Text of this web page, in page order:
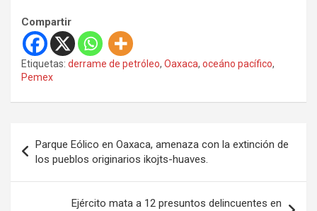
Compartir
Etiquetas: derrame de petróleo, Oaxaca, oceáno pacífico,
Pemex
v
Parque Eólico en Oaxaca, amenaza con la extinción de
los pueblos originarios ikojts-huaves.
Ejército mata a 12 presuntos delincuentes en